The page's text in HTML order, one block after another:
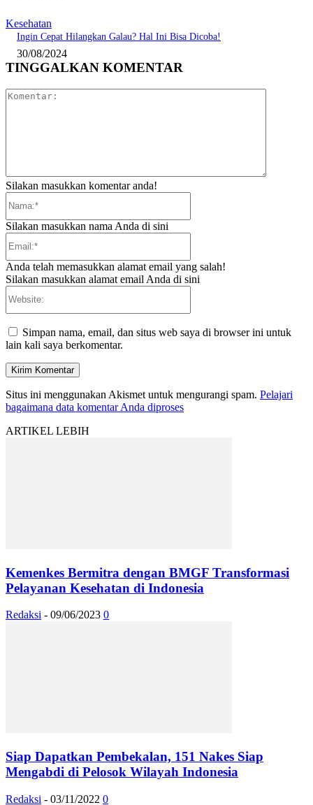
Kesehatan
Ingin Cepat Hilangkan Galau? Hal Ini Bisa Dicoba!
30/08/2024
TINGGALKAN KOMENTAR
Silakan masukkan komentar anda!
Silakan masukkan nama Anda di sini
Anda telah memasukkan alamat email yang salah!
Silakan masukkan alamat email Anda di sini
Simpan nama, email, dan situs web saya di browser ini untuk
lain kali saya berkomentar.
Situs ini menggunakan Akismet untuk mengurangi spam. Pelajari
bagaimana data komentar Anda diproses
ARTIKEL LEBIH
Kemenkes Bermitra dengan BMGF Transformasi
Pelayanan Kesehatan di Indonesia
Redaksi - 09/06/2023 0
Siap Dapatkan Pembekalan, 151 Nakes Siap
Mengabdi di Pelosok Wilayah Indonesia
Redaksi - 03/11/2022 0